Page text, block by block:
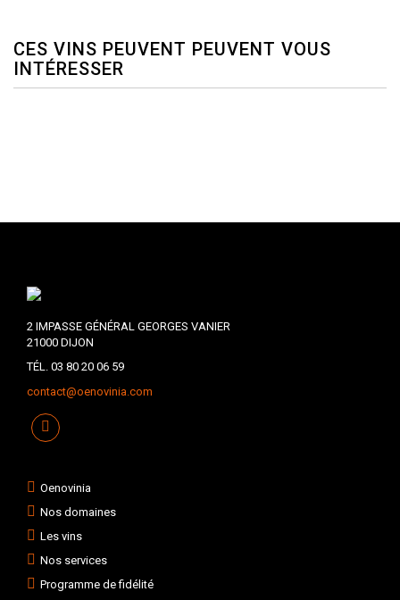
CES VINS PEUVENT PEUVENT VOUS
INTÉRESSER
2 IMPASSE GÉNÉRAL GEORGES VANIER
21000 DIJON
TÉL. 03 80 20 06 59
contact@oenovinia.com
Oenovinia
Nos domaines
Les vins
Nos services
Programme de fidélité